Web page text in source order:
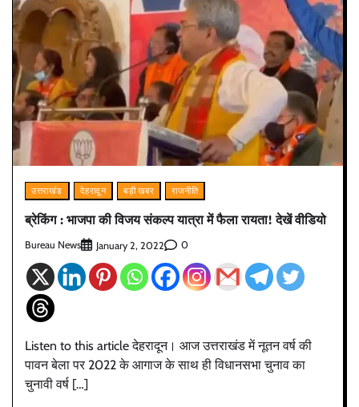
उत्तराखंड देहरादून बड़ी खबर राजनीति
ब्रेकिंग : भाजपा की विजय संकल्प यात्रा में फैला रायता! देखें वीडियो
Bureau News January 2, 2022 0
Listen to this article देहरादून। आज उत्तराखंड में नूतन वर्ष की
पावन बेला पर 2022 के आगाज के साथ ही विधानसभा चुनाव का
चुनावी वर्ष […]